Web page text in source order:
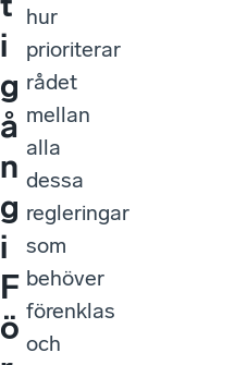
i
g
å
n
g
i
F
ö
hur
prioriterar
rådet
mellan
alla
dessa
regleringar
som
behöver
förenklas
och